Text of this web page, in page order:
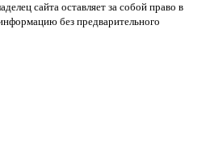
сайта оставляет за собой право в
без предварительного